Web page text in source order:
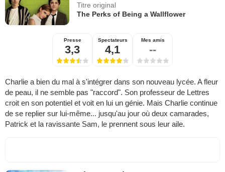
Titre original
The Perks of Being a Wallflower
Presse
3,3
Spectateurs
4,1
Mes amis
--
Charlie a bien du mal à s'intégrer dans son nouveau lycée. A fleur
de peau, il ne semble pas "raccord". Son professeur de Lettres
croit en son potentiel et voit en lui un génie. Mais Charlie continue
de se replier sur lui-même... jusqu'au jour où deux camarades,
Patrick et la ravissante Sam, le prennent sous leur aile.